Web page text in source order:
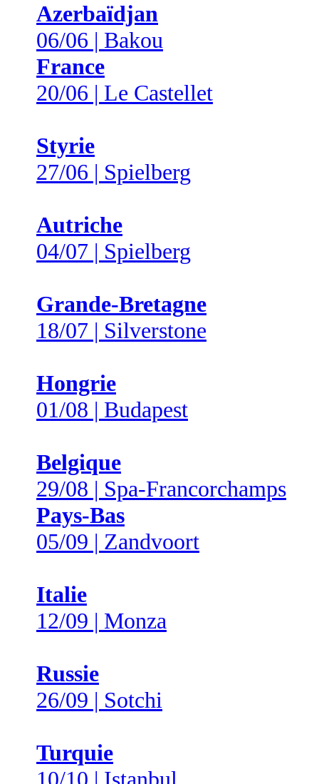
Azerbaïdjan
06/06 | Bakou
France
20/06 | Le Castellet
Styrie
27/06 | Spielberg
Autriche
04/07 | Spielberg
Grande-Bretagne
18/07 | Silverstone
Hongrie
01/08 | Budapest
Belgique
29/08 | Spa-Francorchamps
Pays-Bas
05/09 | Zandvoort
Italie
12/09 | Monza
Russie
26/09 | Sotchi
Turquie